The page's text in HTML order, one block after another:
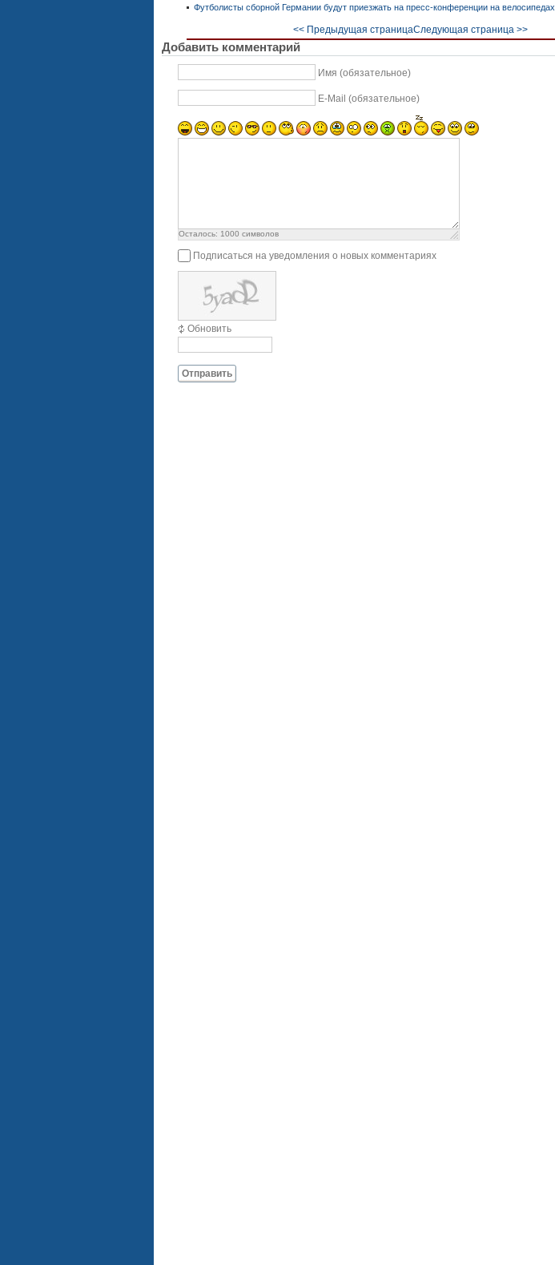
Футболисты сборной Германии будут приезжать на пресс-конференции на велосипедах
<< Предыдущая страницаСледующая страница >>
Добавить комментарий
Имя (обязательное)
E-Mail (обязательное)
Осталось: 1000 символов
Подписаться на уведомления о новых комментариях
Обновить
Отправить